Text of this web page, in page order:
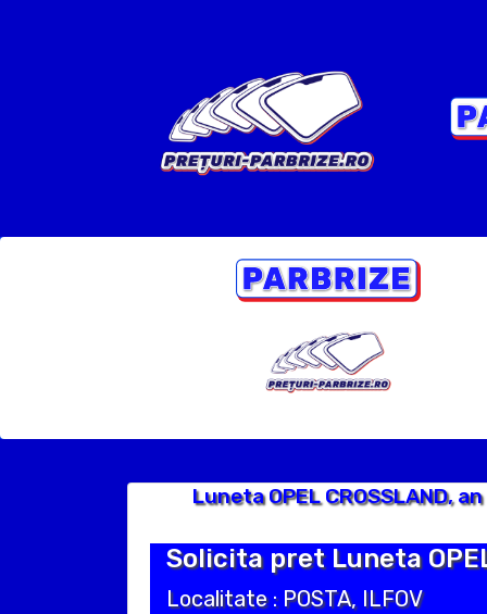
Luneta OPEL CROSSLAND,
Solicita pret Luneta
Localitate : POSTA, ILFOV